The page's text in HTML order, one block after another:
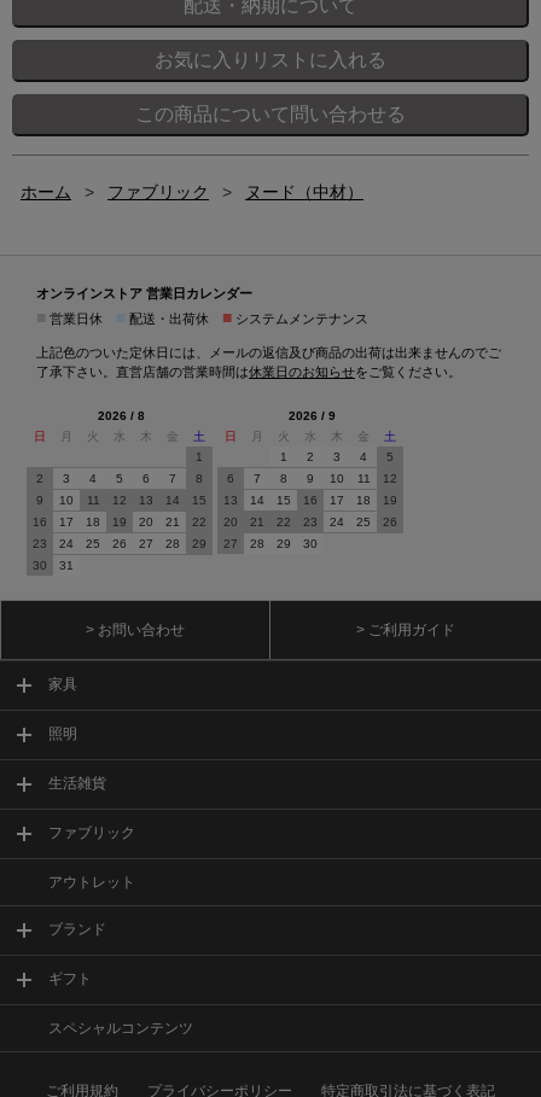
ホーム > ファブリック > ヌード（中材）
オンラインストア 営業日カレンダー
営業日休 配送・出荷休 ■ システムメンテナンス
上記色のついた定休日には、メールの返信及び商品の出荷は出来ませんのでご
了承下さい。直営店舗の営業時間は休業日のお知らせをご覧ください。
2026 / 8
日
月 火 水 木 金
土
1
2
3 4 5 6 7
8
9
10 11 12 13 14
15
16
17 18 19 20 21
22
23
24 25 26 27 28
29
30
31
2026 / 9
日
月 火 水 木 金
土
1
2 3 4
5
6
7 8 9 10 11
12
13
14 15 16 17 18
19
20
21 22 23 24 25
26
27
28 29 30
> お問い合わせ > ご利用ガイド
家具
照明
生活雑貨
ファブリック
アウトレット
ブランド
ギフト
スペシャルコンテンツ
ご利用規約 プライバシーポリシー 特定商取引法に基づく表記